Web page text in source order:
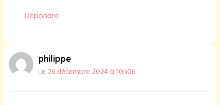
Répondre
philippe
Le 26 décembre 2024 à 10h06